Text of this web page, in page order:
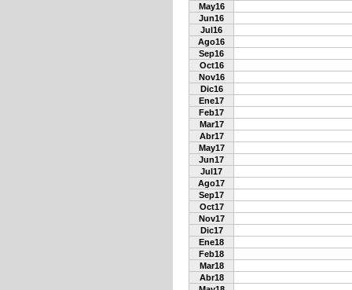
May16
Jun16
Jul16
Ago16
Sep16
Oct16
Nov16
Dic16
Ene17
Feb17
Mar17
Abr17
May17
Jun17
Jul17
Ago17
Sep17
Oct17
Nov17
Dic17
Ene18
Feb18
Mar18
Abr18